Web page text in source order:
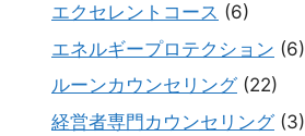
エクセレントコース (6)
エネルギープロテクション (6)
ルーンカウンセリング(22)
経営者専門カウンセリング(3)